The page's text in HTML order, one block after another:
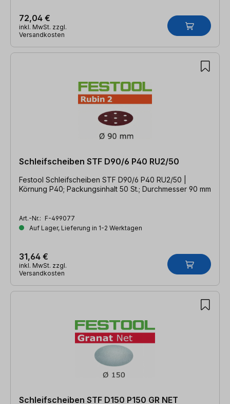
72,04 €
inkl. MwSt. zzgl.
Versandkosten
Schleifscheiben STF D90/6 P40 RU2/50
Festool Schleifscheiben STF D90/6 P40 RU2/50 |
Körnung P40; Packungsinhalt 50 St.; Durchmesser 90 mm
Art.-Nr.: F-499077
Auf Lager, Lieferung in 1-2 Werktagen
31,64 €
inkl. MwSt. zzgl.
Versandkosten
Schleifscheiben STF D150 P150 GR NET